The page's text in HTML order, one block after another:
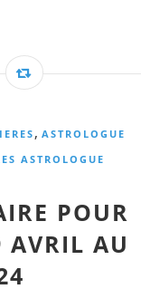
, ASTROLOGUE
ASTROLOGUE
POUR
AVRIL AU